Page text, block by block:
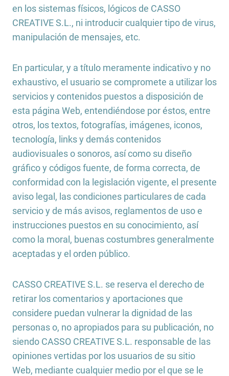
en los sistemas físicos, lógicos de CASSO
CREATIVE S.L., ni introducir cualquier tipo de virus,
manipulación de mensajes, etc.
En particular, y a título meramente indicativo y no
exhaustivo, el usuario se compromete a utilizar los
servicios y contenidos puestos a disposición de
esta página Web, entendiéndose por éstos, entre
otros, los textos, fotografías, imágenes, iconos,
tecnología, links y demás contenidos
audiovisuales o sonoros, así como su diseño
gráfico y códigos fuente, de forma correcta, de
conformidad con la legislación vigente, el presente
aviso legal, las condiciones particulares de cada
servicio y de más avisos, reglamentos de uso e
instrucciones puestos en su conocimiento, así
como la moral, buenas costumbres generalmente
aceptadas y el orden público.
CASSO CREATIVE S.L. se reserva el derecho de
retirar los comentarios y aportaciones que
considere puedan vulnerar la dignidad de las
personas o, no apropiados para su publicación, no
siendo CASSO CREATIVE S.L. responsable de las
opiniones vertidas por los usuarios de su sitio
Web, mediante cualquier medio por el que se le